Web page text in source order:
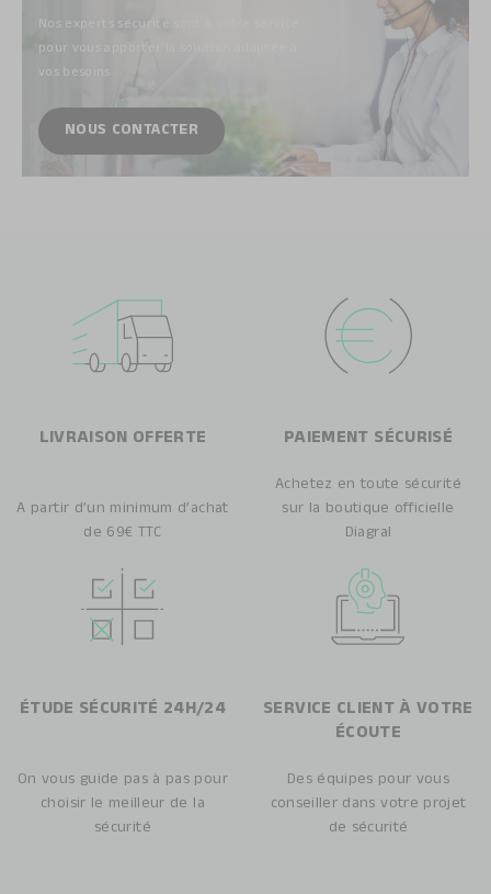
Nos experts sécurité sont à votre service
pour vous apporter la solution adaptée à
vos besoins.
NOUS CONTACTER
LIVRAISON OFFERTE
A partir d’un minimum d’achat
de 69€ TTC
PAIEMENT SÉCURISÉ
Achetez en toute sécurité
sur la boutique officielle
Diagral
ÉTUDE SÉCURITÉ 24H/24
On vous guide pas à pas pour
choisir le meilleur de la
sécurité
SERVICE CLIENT À VOTRE
ÉCOUTE
Des équipes pour vous
conseiller dans votre projet
de sécurité